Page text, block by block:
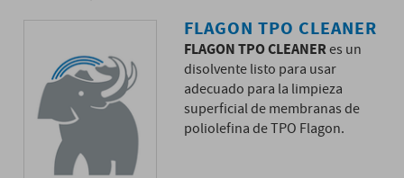
FLAGON TPO CLEANER
FLAGON TPO CLEANERes un
disolvente listo para usar
adecuado para la limpieza
superficial de membranas de
poliolefina de TPO Flagon.